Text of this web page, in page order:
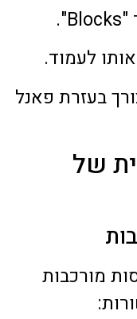
בעזרת פאנל
של
מורכבות